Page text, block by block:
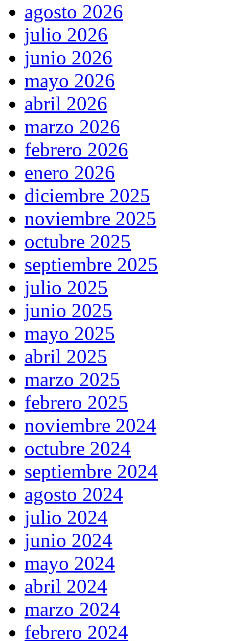
agosto 2026
julio 2026
junio 2026
mayo 2026
abril 2026
marzo 2026
febrero 2026
enero 2026
diciembre 2025
noviembre 2025
octubre 2025
septiembre 2025
julio 2025
junio 2025
mayo 2025
abril 2025
marzo 2025
febrero 2025
noviembre 2024
octubre 2024
septiembre 2024
agosto 2024
julio 2024
junio 2024
mayo 2024
abril 2024
marzo 2024
febrero 2024